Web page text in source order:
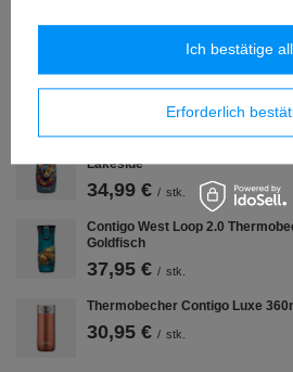
Mehr
Lakeside
34,99 € / stk.
Contigo West Loop 2.0
Goldfisch
37,95 € / stk.
Thermobecher Contigo Luxe
30,95 € / stk.
Erforderlich
Ich bestätige